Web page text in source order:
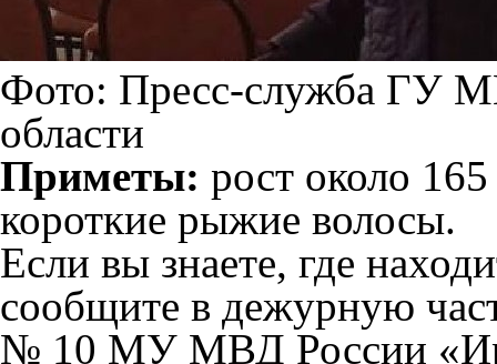
Фото: Пресс-служба ГУ
области
Приметы: рост около
короткие рыжие волосы.
Если вы знаете, где
сообщите в дежурную
№ 10 МУ МВД России